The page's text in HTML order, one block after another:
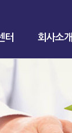
터 회사소개